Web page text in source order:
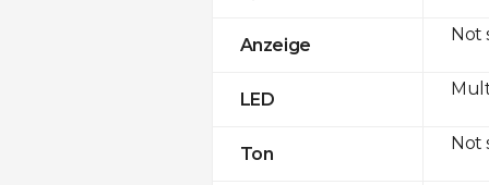
Anzeige
LED
Ton
Not
Not